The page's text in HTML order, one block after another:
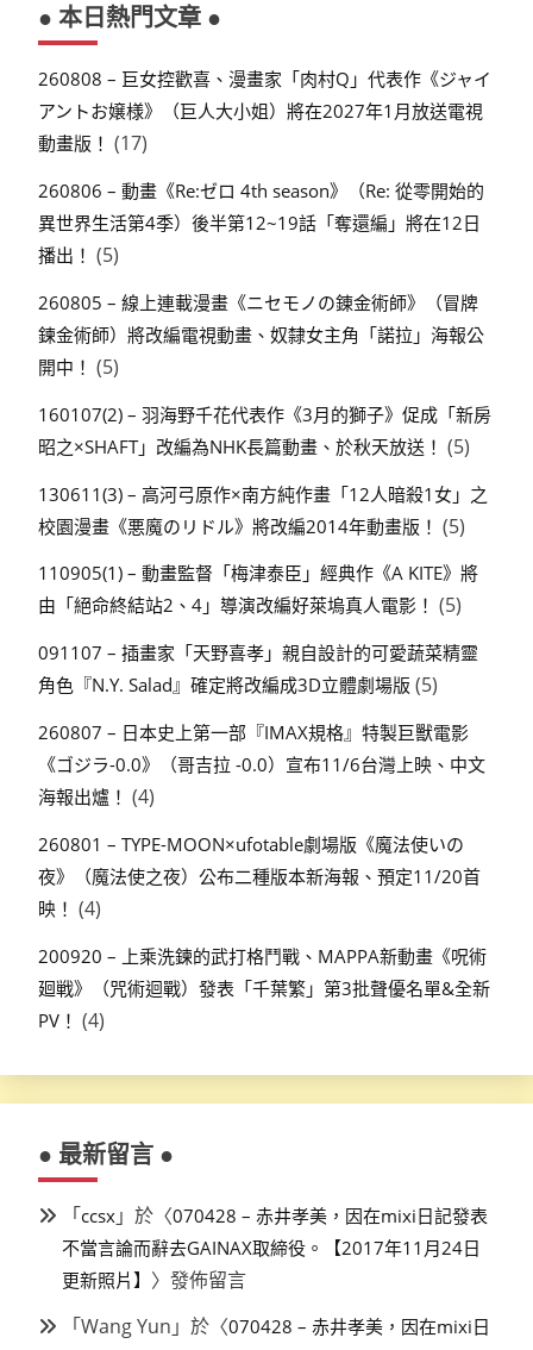
● 本日熱門文章 ●
260808 – 巨女控歡喜、漫畫家「肉村Q」代表作《ジャイ
アントお嬢様》（巨人大小姐）將在2027年1月放送電視
動畫版！ (17)
260806 – 動畫《Re:ゼロ 4th season》（Re: 從零開始的
異世界生活第4季）後半第12~19話「奪還編」將在12日
播出！ (5)
260805 – 線上連載漫畫《ニセモノの錬金術師》（冒牌
鍊金術師）將改編電視動畫、奴隸女主角「諾拉」海報公
開中！ (5)
160107(2) – 羽海野千花代表作《3月的獅子》促成「新房
昭之×SHAFT」改編為NHK長篇動畫、於秋天放送！ (5)
130611(3) – 高河弓原作×南方純作畫「12人暗殺1女」之
校園漫畫《悪魔のリドル》將改編2014年動畫版！ (5)
110905(1) – 動畫監督「梅津泰臣」經典作《A KITE》將
由「絕命終結站2、4」導演改編好萊塢真人電影！ (5)
091107 – 插畫家「天野喜孝」親自設計的可愛蔬菜精靈
角色『N.Y. Salad』確定將改編成3D立體劇場版 (5)
260807 – 日本史上第一部『IMAX規格』特製巨獸電影
《ゴジラ-0.0》（哥吉拉 -0.0）宣布11/6台灣上映、中文
海報出爐！ (4)
260801 – TYPE-MOON×ufotable劇場版《魔法使いの
夜》（魔法使之夜）公布二種版本新海報、預定11/20首
映！ (4)
200920 – 上乘洗鍊的武打格鬥戰、MAPPA新動畫《呪術
廻戦》（咒術迴戰）發表「千葉繁」第3批聲優名單&全新
PV！ (4)
● 最新留言 ●
「ccsx 」於〈070428 – 赤井孝美，因在mixi日記發表
不當言論而辭去GAINAX取締役。【2017年11月24日
更新照片】 〉發佈留言
「Wang Yun 」於〈070428 – 赤井孝美，因在mixi日